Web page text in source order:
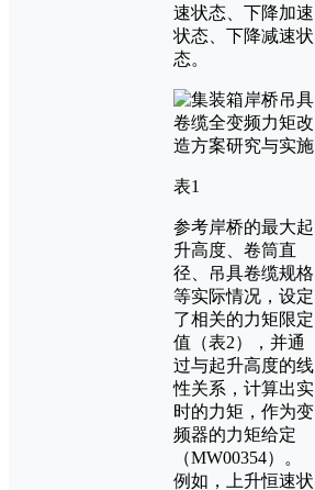
速状态、下降加速
状态、下降减速状
态。
表1
参考岸桥的最大起
升高度、卷筒直
径、吊具卷缆规格
等实际情况，设定
了相关的力矩限定
值（表2），并通
过与起升高度的线
性关系，计算出实
时的力矩，作为变
频器的力矩给定
（MW00354）。
例如，上升恒速状